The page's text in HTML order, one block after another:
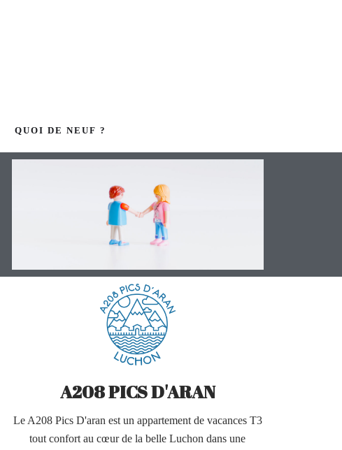
QUOI DE NEUF ?
A208 PICS D'ARAN
Le A208 Pics D'aran est un appartement de vacances T3
tout confort au cœur de la belle Luchon dans une